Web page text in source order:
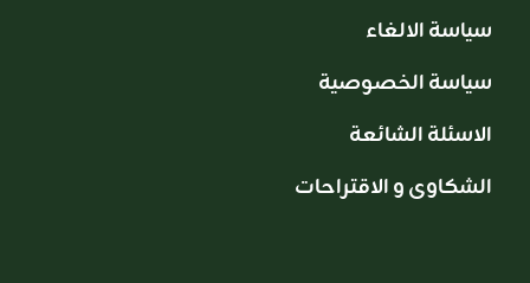
سياسة الالغاء
سياسة الخصوصية
الاسئلة الشائعة
الشكاوى و الاقتراحات